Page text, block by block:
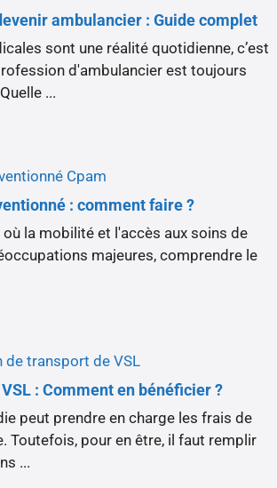
ambulancier : Guide complet
sont une réalité quotidienne, c’est
d'ambulancier est toujours
...
: comment faire ?
où la mobilité et l'accès aux soins de
majeures, comprendre le
: Comment en bénéficier ?
peut prendre en charge les frais de
Toutefois, pour en être, il faut remplir
...